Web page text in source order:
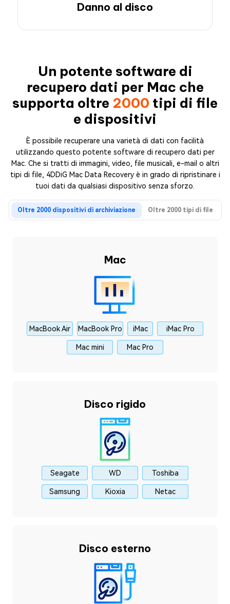
Danno al disco
Un potente software di
recupero dati per Mac che
supporta oltre 2000 tipi di file
e dispositivi
È possibile recuperare una varietà di dati con facilità
utilizzando questo potente software di recupero dati per
Mac. Che si tratti di immagini, video, file musicali, e-mail o altri
tipi di file, 4DDiG Mac Data Recovery è in grado di ripristinare i
tuoi dati da qualsiasi dispositivo senza sforzo.
Oltre 2000 dispositivi di archiviazione Oltre 2000 tipi di file
Mac
MacBook Air MacBook Pro iMac iMac Pro
Mac mini Mac Pro
Disco rigido
Seagate WD Toshiba
Samsung Kioxia Netac
Disco esterno